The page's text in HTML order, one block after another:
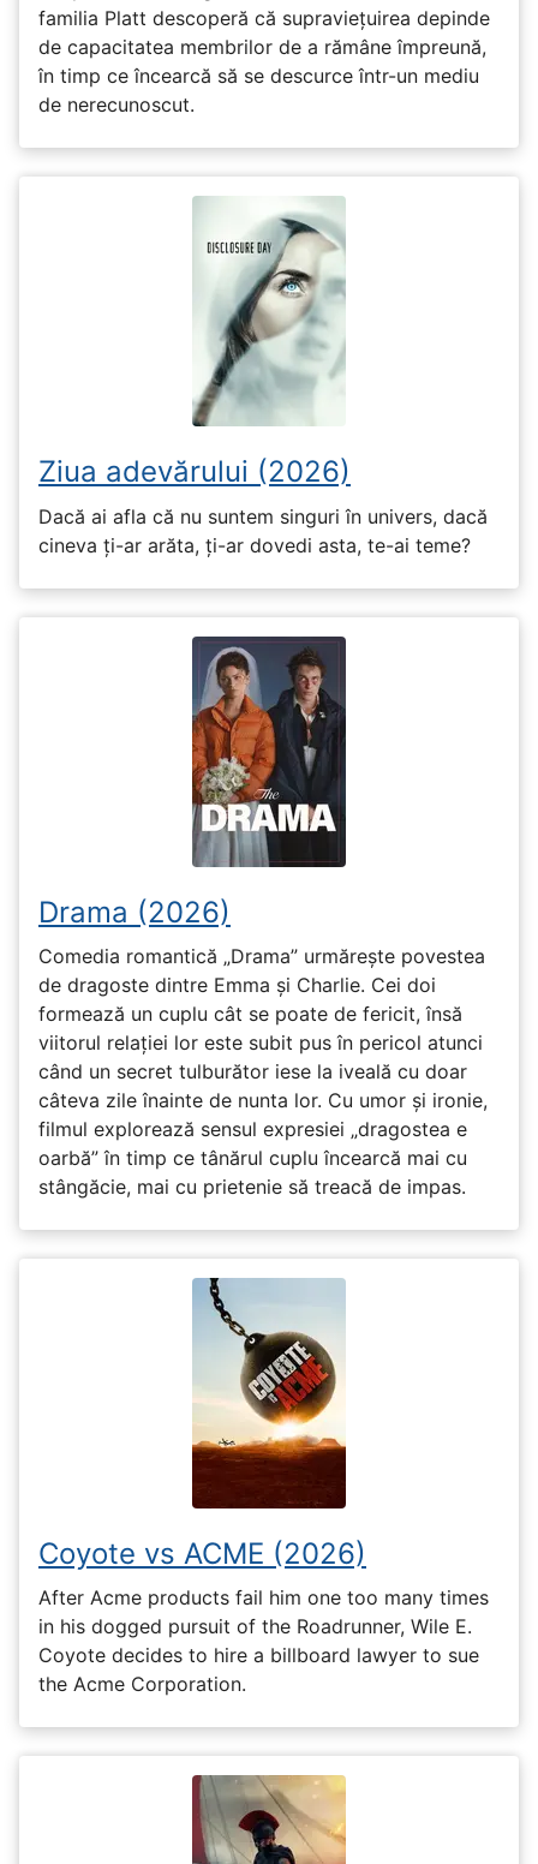
familia Platt descoperă că supraviețuirea depinde
de capacitatea membrilor de a rămâne împreună,
în timp ce încearcă să se descurce într-un mediu
de nerecunoscut.
Ziua adevărului (2026)
Dacă ai afla că nu suntem singuri în univers, dacă
cineva ți-ar arăta, ți-ar dovedi asta, te-ai teme?
Drama (2026)
Comedia romantică „Drama” urmărește povestea
de dragoste dintre Emma și Charlie. Cei doi
formează un cuplu cât se poate de fericit, însă
viitorul relației lor este subit pus în pericol atunci
când un secret tulburător iese la iveală cu doar
câteva zile înainte de nunta lor. Cu umor și ironie,
filmul explorează sensul expresiei „dragostea e
oarbă” în timp ce tânărul cuplu încearcă mai cu
stângăcie, mai cu prietenie să treacă de impas.
Coyote vs ACME (2026)
After Acme products fail him one too many times
in his dogged pursuit of the Roadrunner, Wile E.
Coyote decides to hire a billboard lawyer to sue
the Acme Corporation.